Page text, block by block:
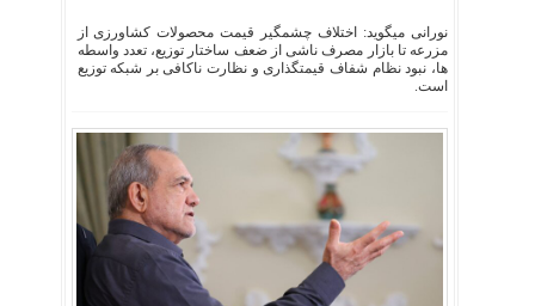
نورانی میگوید: اختلاف چشمگیر قیمت محصولات کشاورزی از
مزرعه تا بازار مصرف ناشی از ضعف ساختار توزیع، تعدد واسطه
ها، نبود نظام شفاف قیمتگذاری و نظارت ناکافی بر شبکه توزیع
است.